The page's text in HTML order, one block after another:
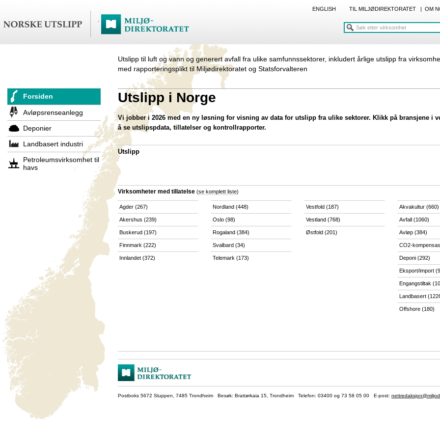
ENGLISH TIL MILJØDIREKTORATET | OM
Utslipp til luft og vann og generert avfall fra ulike samfunnssektorer, inkludert årlige utslipp fra
med rapporteringsplikt til Miljødirektoratet og Statsforvalteren
Forsiden
Avløpsrenseanlegg
Deponier
Landbasert industri
Petroleumsvirksomhet til
havs
Utslipp i Norge
Vi jobber i 2026 med en ny løsning for visning av data for utslipp fra ulike sektorer. Klikk på bransjene i
å se utslipspdata, tillatelser og kontrollrapporter.
Utslipp
Virksomheter med tillatelse (se komplett liste)
Agder (267)
Akershus (239)
Buskerud (197)
Finnmark (222)
Innlandet (372)
Nordland (448)
Oslo (98)
Rogaland (384)
Svalbard (34)
Telemark (173)
Vestfold (187)
Vestland (768)
Østfold (201)
Akvakultur (660)
Avfall (1060)
Avløp (384)
CO2-
Deponi (292)
Eksport/import
Engangstiltak
Landbasert
Offshore (180)
Postboks 5672 Sluppen, 7485 Trondheim Besøk: Brattørkaia 15, Trondheim Telefon: 03400 og 73 58 05 00 E-post: